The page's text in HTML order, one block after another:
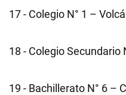
17 - Colegio N° 1 –
18 - Colegio Secundario
19 - Bachillerato N° 6 –